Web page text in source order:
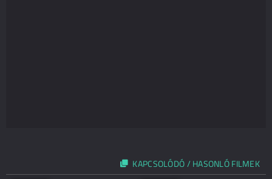
KAPCSOLÓDÓ / HASONLÓ FILMEK